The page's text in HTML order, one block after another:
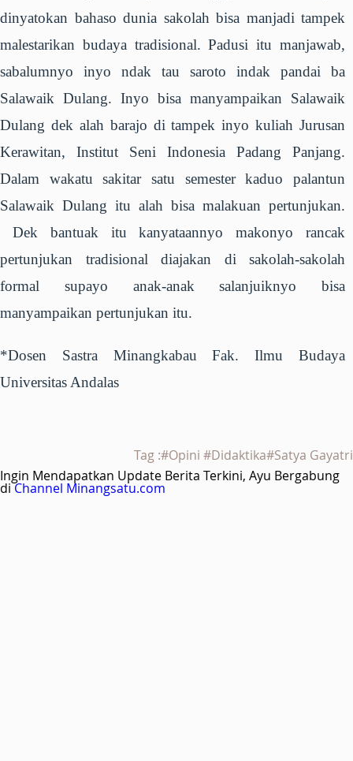
dinyatokan bahaso dunia sakolah bisa manjadi tampek
malestarikan budaya tradisional. Padusi itu manjawab,
sabalumnyo inyo ndak tau saroto indak pandai ba
Salawaik Dulang. Inyo bisa manyampaikan Salawaik
Dulang dek alah barajo di tampek inyo kuliah Jurusan
Kerawitan, Institut Seni Indonesia Padang Panjang.
Dalam wakatu sakitar satu semester kaduo palantun
Salawaik Dulang itu alah bisa malakuan pertunjukan.
Dek bantuak itu kanyataannyo makonyo rancak
pertunjukan tradisional diajakan di sakolah-sakolah
formal supayo anak-anak salanjuiknyo bisa
manyampaikan pertunjukan itu.
*Dosen Sastra Minangkabau Fak. Ilmu Budaya
Universitas Andalas
Tag :#Opini #Didaktika#Satya Gayatri
Ingin Mendapatkan Update Berita Terkini, Ayu Bergabung
diChannel Minangsatu.com